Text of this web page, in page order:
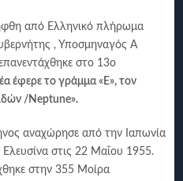
από Ελληνικό πλήρωμα
, Υποσμηναγός Α
στο 13ο
έφερε το γράμμα «Ε», τον
/ Neptune».
αναχώρησε από την Ιαπωνία
στις 22 Μαΐου 1955.
στην 355 Μοίρα